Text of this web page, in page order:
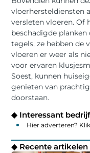
vloerhersteldiensten
versleten vloeren. Of
beschadigde
tegels, ze hebben de
vloeren er weer als
voor ervaren
Soest, kunnen
genieten van
doorstaan.
◆ Interessant bedrijf
Hier adverteren?
◆ Recente artikelen